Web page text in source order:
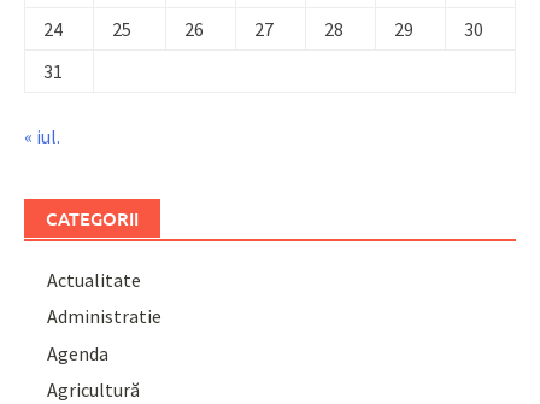
24
25 26 27 28 29
30
31
« iul.
CATEGORII
Actualitate
Administratie
Agenda
Agricultură